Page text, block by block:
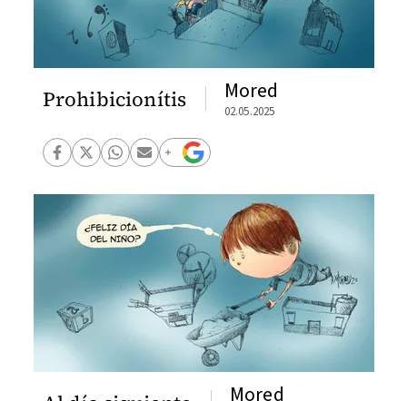
Prohibicionítis Mored
02.05.2025
Mored